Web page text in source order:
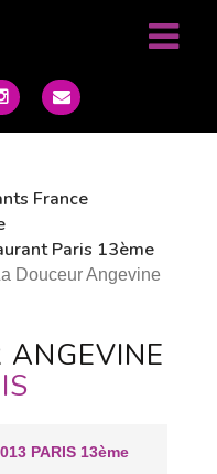
France
Paris 13ème
Douceur Angevine
PARIS 13ème